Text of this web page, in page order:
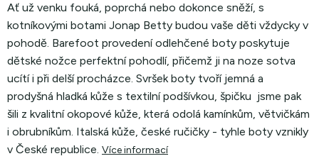
Ať už venku fouká, poprchá nebo dokonce sněží, s
kotníkovými botami Jonap Betty budou vaše děti vždycky v
pohodě. Barefoot provedení odlehčené boty poskytuje
dětské nožce perfektní pohodlí, přičemž ji na noze sotva
ucítí i při delší procházce. Svršek boty tvoří jemná a
prodyšná hladká kůže s textilní podšívkou, špičku jsme pak
šili z kvalitní okopové kůže, která odolá kamínkům, větvičkám
i obrubníkům. Italská kůže, české ručičky - tyhle boty vznikly
v České republice. Více informací